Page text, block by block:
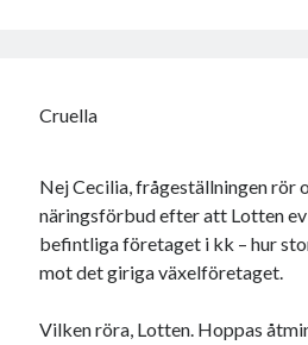
Cruella
Nej Cecilia, frågeställningen rör
näringsförbud efter att Lotten
befintliga företaget i kk – hur
mot det giriga växelföretaget.
Vilken röra, Lotten. Hoppas